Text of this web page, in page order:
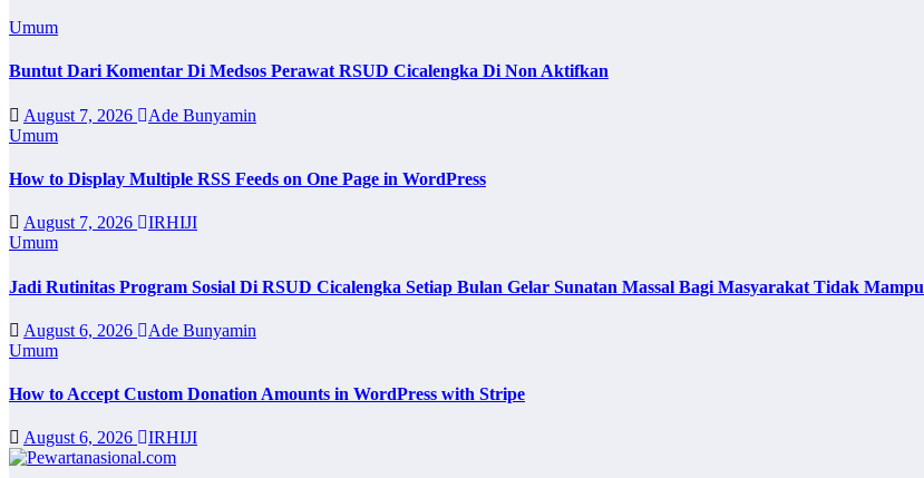
Umum
Buntut Dari Komentar Di Medsos Perawat RSUD Cicalengka Di Non Aktifkan
August 7, 2026
Ade Bunyamin
Umum
How to Display Multiple RSS Feeds on One Page in WordPress
August 7, 2026
IRHIJI
Umum
Jadi Rutinitas Program Sosial Di RSUD Cicalengka Setiap Bulan Gelar Sunatan Massal Bagi Masyarakat Tidak Mampu
August 6, 2026
Ade Bunyamin
Umum
How to Accept Custom Donation Amounts in WordPress with Stripe
August 6, 2026 IRHIJI